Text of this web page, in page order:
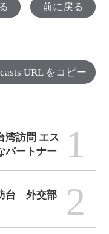
前に戻る
URL をコピー
湾訪問 エス
パートナー
1
台 外交部
2